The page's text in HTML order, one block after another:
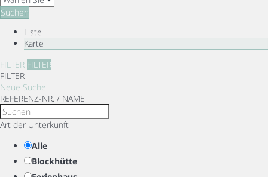
Suchen
Liste
Karte
FILTER FILTER
FILTER
Neue Suche
REFERENZ-NR. / NAME
Art der Unterkunft
Alle
Blockhütte